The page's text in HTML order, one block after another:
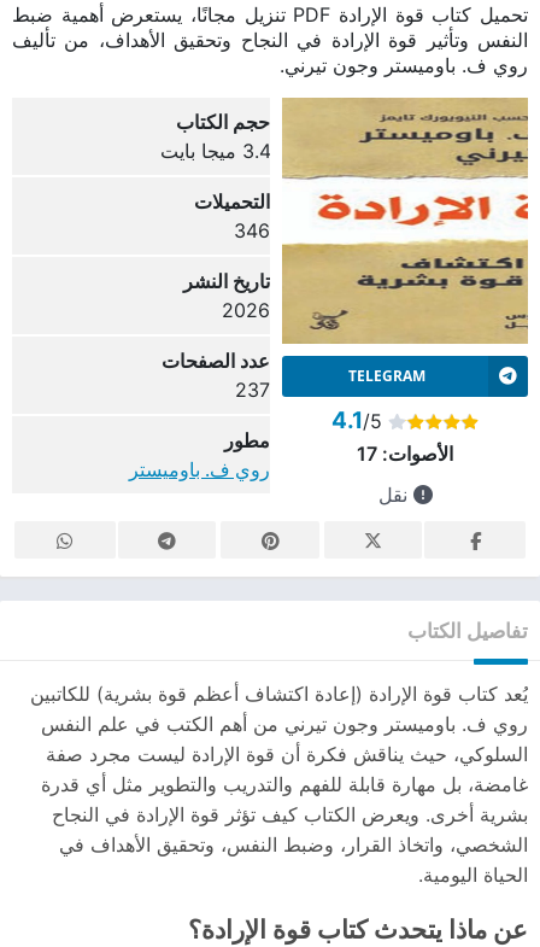
تحميل كتاب قوة الإرادة PDF تنزيل مجانًا، يستعرض أهمية ضبط
النفس وتأثير قوة الإرادة في النجاح وتحقيق الأهداف، من تأليف
روي ف. باوميستر وجون تيرني.
TELEGRAM
4.1/5
الأصوات: 17
نقل
حجم الكتاب
3.4 ميجا بايت
التحميلات
346
تاريخ النشر
2026
عدد الصفحات
237
مطور
روي ف. باوميستر
تفاصيل الكتاب
يُعد كتاب قوة الإرادة (إعادة اكتشاف أعظم قوة بشرية) للكاتبين
روي ف. باوميستر وجون تيرني من أهم الكتب في علم النفس
السلوكي، حيث يناقش فكرة أن قوة الإرادة ليست مجرد صفة
غامضة، بل مهارة قابلة للفهم والتدريب والتطوير مثل أي قدرة
بشرية أخرى. ويعرض الكتاب كيف تؤثر قوة الإرادة في النجاح
الشخصي، واتخاذ القرار، وضبط النفس، وتحقيق الأهداف في
الحياة اليومية.
عن ماذا يتحدث كتاب قوة الإرادة؟